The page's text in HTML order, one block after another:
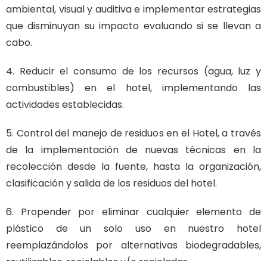
ambiental, visual y auditiva e implementar estrategias
que disminuyan su impacto evaluando si se llevan a
cabo.
4. Reducir el consumo de los recursos (agua, luz y
combustibles) en el hotel, implementando las
actividades establecidas.
5. Control del manejo de residuos en el Hotel, a través
de la implementación de nuevas técnicas en la
recolección desde la fuente, hasta la organización,
clasificación y salida de los residuos del hotel.
6. Propender por eliminar cualquier elemento de
plástico de un solo uso en nuestro hotel
reemplazándolos por alternativas biodegradables,